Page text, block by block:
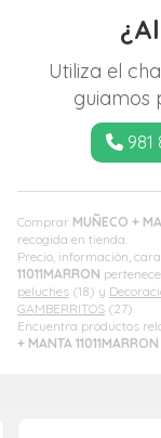
Comprar MUÑECO +
recogida en tienda.
Precio, información,
11011MARRON
peluches (18) y
GAMBERRITOS (27).
Encuentra productos
+ MANTA 11011MARRON
Utiliza el
guiamos
981